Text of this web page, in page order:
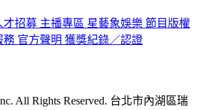
才招募 主播專區 星藝象娛樂 節目版權
務 官方聲明 獲獎紀錄／認證
All Rights Reserved. 台北市內湖區瑞